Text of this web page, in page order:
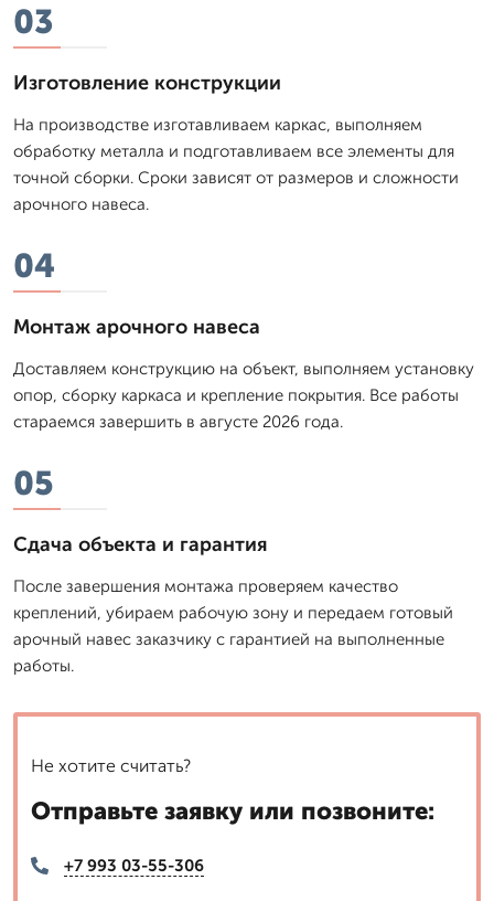
03
Изготовление конструкции
На производстве изготавливаем каркас, выполняем
обработку металла и подготавливаем все элементы для
точной сборки. Сроки зависят от размеров и сложности
арочного навеса.
04
Монтаж арочного навеса
Доставляем конструкцию на объект, выполняем установку
опор, сборку каркаса и крепление покрытия. Все работы
стараемся завершить в августе 2026 года.
05
Сдача объекта и гарантия
После завершения монтажа проверяем качество
креплений, убираем рабочую зону и передаем готовый
арочный навес заказчику с гарантией на выполненные
работы.
Не хотите считать?
Отправьте заявку или позвоните:
+7 993 03-55-306